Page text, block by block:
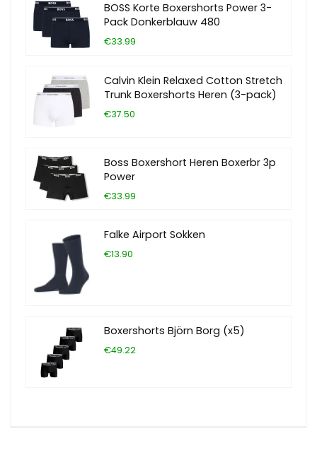
BOSS Korte Boxershorts Power 3-
Pack Donkerblauw 480
€33.99
Calvin Klein Relaxed Cotton Stretch
Trunk Boxershorts Heren (3-pack)
€37.50
Boss Boxershort Heren Boxerbr 3p
Power
€33.99
Falke Airport Sokken
€13.90
Boxershorts Björn Borg (x5)
€49.22